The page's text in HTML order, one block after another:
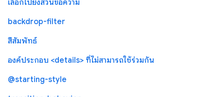
เลือกไปยังส่วนข้อความ
backdrop-filter
สีสัมพัทธ์
องค์ประกอบ <details> ที่ไม่สามารถใช้ร่วมกัน
@starting-style